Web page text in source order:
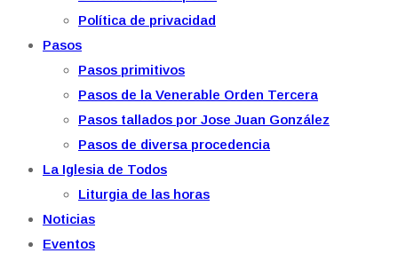
Política de privacidad
Pasos
Pasos primitivos
Pasos de la Venerable Orden Tercera
Pasos tallados por Jose Juan González
Pasos de diversa procedencia
La Iglesia de Todos
Liturgia de las horas
Noticias
Eventos